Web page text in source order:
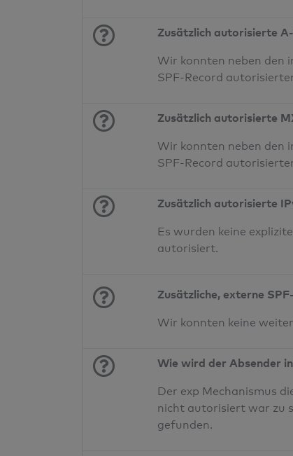
Zusätzlich autorisierte
Wir konnten neben den
SPF-Record
Zusätzlich autorisierte
Wir konnten neben den
SPF-Record
Zusätzlich autorisierte
Es wurden keine
autorisiert.
Zusätzliche, externe
Wir konnten keine
Wie wird der Absender
Der exp Mechanismus
nicht autorisiert war zu
gefunden.